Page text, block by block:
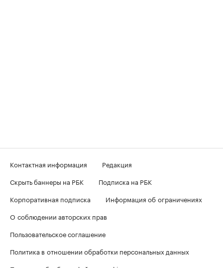
Контактная информация
Редакция
Скрыть баннеры на РБК
Подписка на РБК
Корпоративная подписка
Информация об ограничениях
О соблюдении авторских прав
Пользовательское соглашение
Политика в отношении обработки персональных данных